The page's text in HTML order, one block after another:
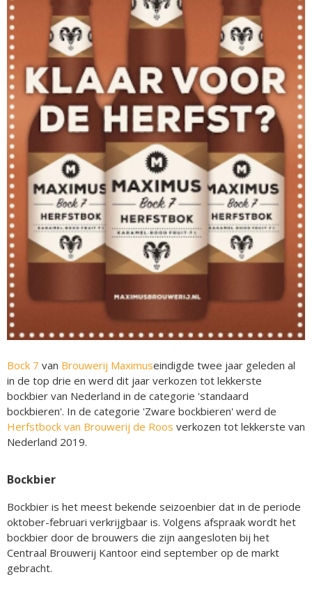
Bock 7 van Brouwerij Maximuseindigde twee jaar geleden al
in de top drie en werd dit jaar verkozen tot lekkerste
bockbier van Nederland in de categorie 'standaard
bockbieren'. In de categorie 'Zware bockbieren' werd de
Herfstbock van Brouwerij de Roos verkozen tot lekkerste van
Nederland 2019.
Bockbier
Bockbier is het meest bekende seizoenbier dat in de periode
oktober-februari verkrijgbaar is. Volgens afspraak wordt het
bockbier door de brouwers die zijn aangesloten bij het
Centraal Brouwerij Kantoor eind september op de markt
gebracht.